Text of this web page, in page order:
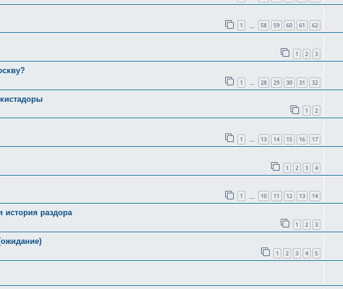
1 58 59 60 61 62
1 2 3
1 … 28 29 30 31 32
1 2
1 … 13 14 15 16 17
1 2 3 4
1 10 11 12 13 14
раздора
1 2 3
1 2 3 4 5